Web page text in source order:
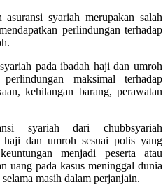
syariah merupakan salah
perlindungan terhadap
pada ibadah haji dan umroh
maksimal terhadap
kehilangan barang, perawatan
syariah dari chubbsyariah
haji dan umroh sesuai polis yang
menjadi peserta atau
uang pada kasus meninggal dunia
masih dalam perjanjain.